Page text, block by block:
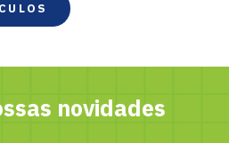
novidades